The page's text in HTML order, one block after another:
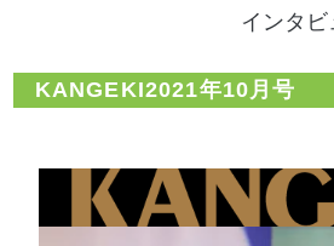
インタ
KANGEKI2021年10月号